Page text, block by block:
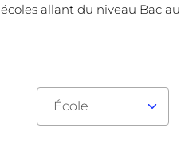
écoles allant du niveau Bac
École